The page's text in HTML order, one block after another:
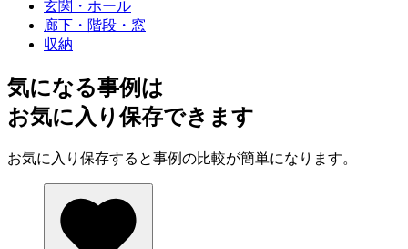
玄関・ホール
廊下・階段・窓
収納
気になる事例は
お気に入り保存できます
お気に入り保存すると事例の比較が簡単になります。